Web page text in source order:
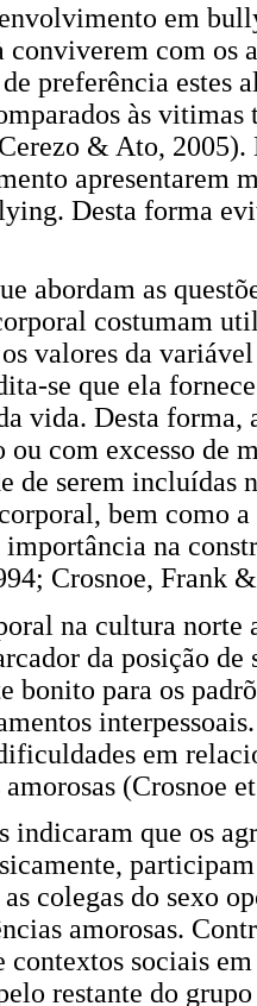
em
conviverem com os
preferência estes
às
& Ato, 2005).
apresentarem
Desta forma
abordam as
costumam
valores da
se que ela
vida. Desta forma,
com excesso de
de serem incluídas
bem como
na
Crosnoe, Frank
na cultura norte
da posição
bonito para os
em
(Crosnoe
indicaram que os
as colegas do sexo
amorosas.
contextos sociais
restante do